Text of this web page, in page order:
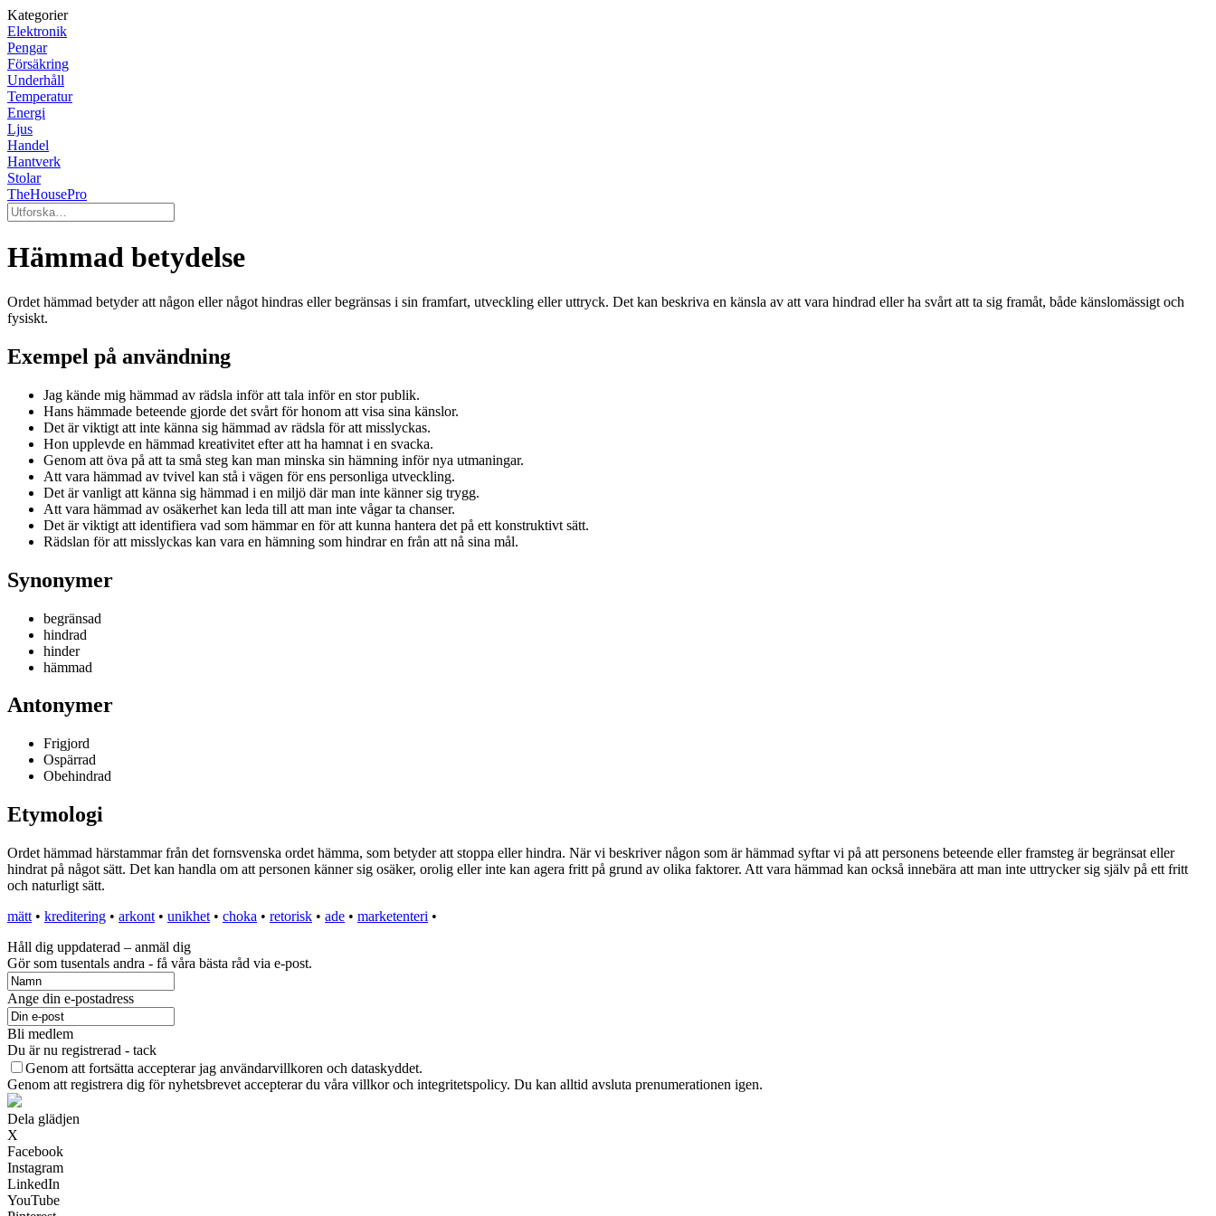
Kategorier
Elektronik
Pengar
Försäkring
Underhåll
Temperatur
Energi
Ljus
Handel
Hantverk
Stolar
TheHousePro
Hämmad betydelse
Ordet hämmad betyder att någon eller något hindras eller begränsas i sin framfart, utveckling eller uttryck. Det kan beskriva en känsla av att vara hindrad eller ha svårt att ta sig framåt, både känslomässigt och
fysiskt.
Exempel på användning
Jag kände mig hämmad av rädsla inför att tala inför en stor publik.
Hans hämmade beteende gjorde det svårt för honom att visa sina känslor.
Det är viktigt att inte känna sig hämmad av rädsla för att misslyckas.
Hon upplevde en hämmad kreativitet efter att ha hamnat i en svacka.
Genom att öva på att ta små steg kan man minska sin hämning inför nya utmaningar.
Att vara hämmad av tvivel kan stå i vägen för ens personliga utveckling.
Det är vanligt att känna sig hämmad i en miljö där man inte känner sig trygg.
Att vara hämmad av osäkerhet kan leda till att man inte vågar ta chanser.
Det är viktigt att identifiera vad som hämmar en för att kunna hantera det på ett konstruktivt sätt.
Rädslan för att misslyckas kan vara en hämning som hindrar en från att nå sina mål.
Synonymer
begränsad
hindrad
hinder
hämmad
Antonymer
Frigjord
Ospärrad
Obehindrad
Etymologi
Ordet hämmad härstammar från det fornsvenska ordet hämma, som betyder att stoppa eller hindra. När vi beskriver någon som är hämmad syftar vi på att personens beteende eller framsteg är begränsat eller
hindrat på något sätt. Det kan handla om att personen känner sig osäker, orolig eller inte kan agera fritt på grund av olika faktorer. Att vara hämmad kan också innebära att man inte uttrycker sig själv på ett fritt
och naturligt sätt.
mätt • kreditering • arkont • unikhet • choka • retorisk • ade • marketenteri •
Håll dig uppdaterad – anmäl dig
Gör som tusentals andra - få våra bästa råd via e-post.
Ange din e-postadress
Bli medlem
Du är nu registrerad - tack
Genom att fortsätta accepterar jag användarvillkoren och dataskyddet.
Genom att registrera dig för nyhetsbrevet accepterar du våra villkor och integritetspolicy. Du kan alltid avsluta prenumerationen igen.
Dela glädjen
X
Facebook
Instagram
LinkedIn
YouTube